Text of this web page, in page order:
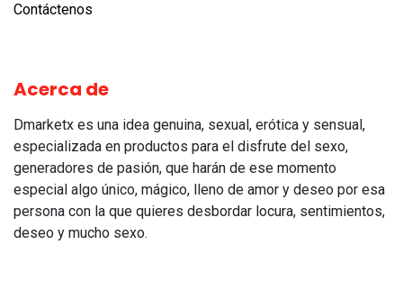
Contáctenos
Acerca de
Dmarketx es una idea genuina, sexual, erótica y sensual,
especializada en productos para el disfrute del sexo,
generadores de pasión, que harán de ese momento
especial algo único, mágico, lleno de amor y deseo por esa
persona con la que quieres desbordar locura, sentimientos,
deseo y mucho sexo.